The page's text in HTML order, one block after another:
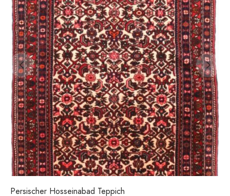
Persischer Hosseinabad Teppich